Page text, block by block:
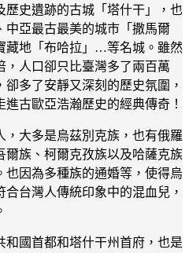
歷史遺跡的古城「塔什干」，也
中亞最古最美的城市「撒馬爾
藏地「布哈拉」…等名城。雖然
，人口卻只比臺灣多了兩百萬
多了安靜又深刻的歷史氛圍，
古歐亞浩瀚歷史的經典傳奇！
，大多是烏茲別克族，也有俄羅
爾族、柯爾克孜族以及哈薩克族
也因為多種族的通婚等，使得烏
台灣人傳統印象中的混血兒，
和國首都和塔什干州首府，也是